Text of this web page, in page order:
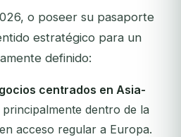
o poseer su pasaporte
estratégico para un
definido:
centrados en Asia-
principalmente dentro de la
acceso regular a Europa.